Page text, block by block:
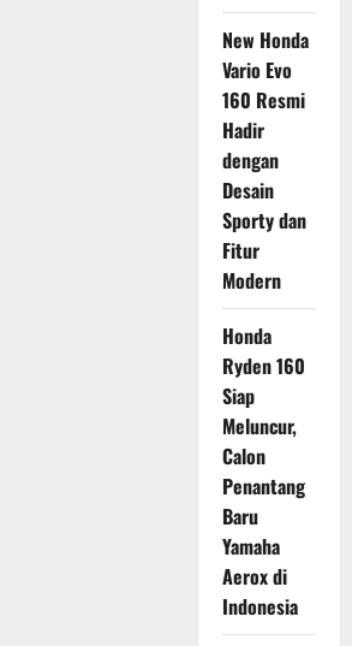
New Honda
Vario Evo
160 Resmi
Hadir
dengan
Desain
Sporty dan
Fitur
Modern
Honda
Ryden 160
Siap
Meluncur,
Calon
Penantang
Baru
Yamaha
Aerox di
Indonesia